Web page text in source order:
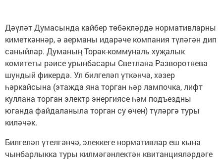
Дәүләт Думасында кайбер төбәкләрдә нормативларны
киметкәннәр, ә аерманы идарәче компания түләгән дип
саныйлар. Думаның Торак-коммуналь хуҗалык
комитеты рәисе урынбасары Светлана Разворотнева
шундый фикердә. Ул билгеләп үткәнчә, хәзер
һәркайсына (этажда яна торган һәр лампочка, лифт
куллана торган электр энергиясе һәм подъездны
юганда файдаланыла торган су өчен) түләргә туры
киләчәк.
Билгеләп үтелгәнчә, элеккеге нормативлар еш кына
чынбарлыкка туры килмәгәнлектән квитанцияләрдәге